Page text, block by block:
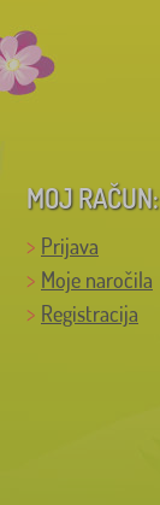
MOJ RAČUN:
Prijava
Moje naročila
Registracija